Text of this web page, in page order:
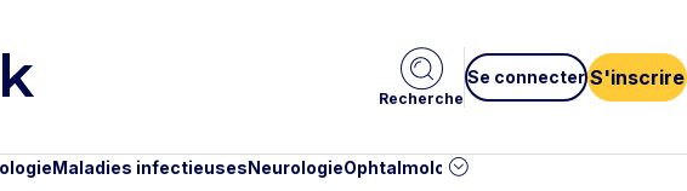
Recherche
Se connecter S'inscrire
Maladies infectieusesNeurologieOphtalmologie